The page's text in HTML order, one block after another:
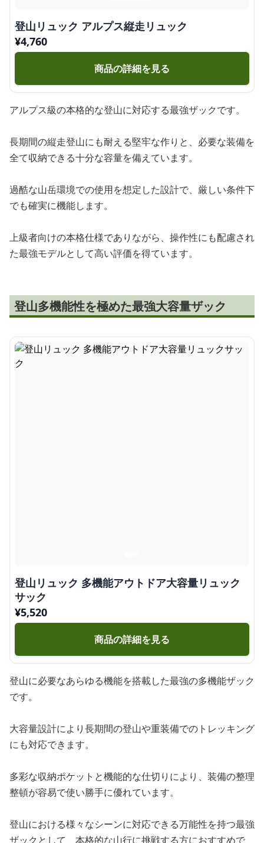
登山リュック アルプス縦走リュック
¥4,760
商品の詳細を見る
アルプス級の本格的な登山に対応する最強ザックです。
長期間の縦走登山にも耐える堅牢な作りと、必要な装備を
全て収納できる十分な容量を備えています。
過酷な山岳環境での使用を想定した設計で、厳しい条件下
でも確実に機能します。
上級者向けの本格仕様でありながら、操作性にも配慮され
た最強モデルとして高い評価を得ています。
登山多機能性を極めた最強大容量ザック
登山リュック 多機能アウトドア大容量リュック
サック
¥5,520
商品の詳細を見る
登山に必要なあらゆる機能を搭載した最強の多機能ザック
です。
大容量設計により長期間の登山や重装備でのトレッキング
にも対応できます。
多彩な収納ポケットと機能的な仕切りにより、装備の整理
整頓が容易で使い勝手に優れています。
登山における様々なシーンに対応できる万能性を持つ最強
ザックとして、本格的な山行に挑戦する方におすすめで